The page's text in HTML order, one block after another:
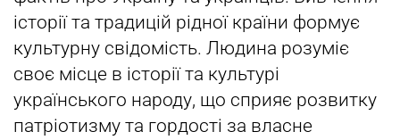
історії та традицій рідної країни формує
культурну свідомість. Людина розуміє
своє місце в історії та культурі
українського народу, що сприяє розвитку
патріотизму та гордості за власне